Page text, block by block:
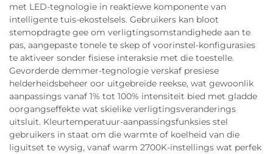
met LED-tegnologie in reaktiewe komponente van
intelligente tuis-ekostelsels. Gebruikers kan bloot
stemopdragte gee om verligtingsomstandighede aan te
pas, aangepaste tonele te skep of voorinstel-konfigurasies
te aktiveer sonder fisiese interaksie met die toestelle.
Gevorderde demmer-tegnologie verskaf presiese
helderheidsbeheer oor uitgebreide reekse, wat gewoonlik
aanpassings vanaf 1% tot 100% intensiteit bied met gladde
oorgangseffekte wat skielike verligtingsveranderings
uitsluit. Kleurtemperatuur-aanpassingsfunksies stel
gebruikers in staat om die warmte of koelheid van die
liguitset te wysig, vanaf warm 2700K-instellings wat perfek